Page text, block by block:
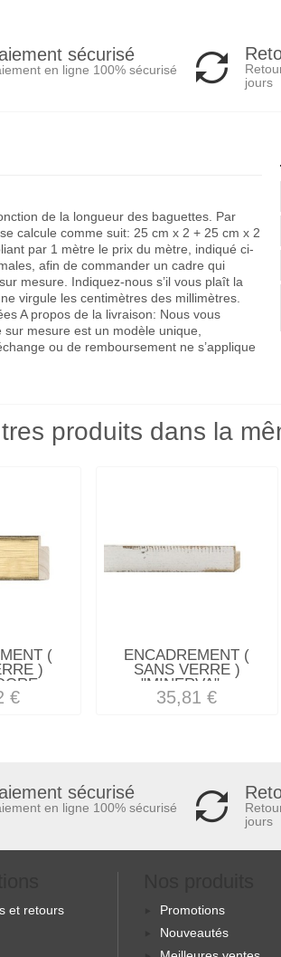
sécurisé
en ligne 100% sécurisé
jours
de la longueur des baguettes. Par
calcule comme suit: 25 cm x 2 + 25 cm x 2
par 1 mètre le prix du mètre, indiqué ci-
afin de commander un cadre qui
mesure. Indiquez-nous s’il vous plaît la
virgule les centimètres des millimètres.
A propos de la livraison: Nous vous
mesure est un modèle unique,
ou de remboursement ne s’applique
produits dans la
(
)
€
ENCADREMENT (
SANS VERRE )
"MINERVA"...
35,81 €
sécurisé
en ligne 100% sécurisé
jours
et retours
Promotions
Nouveautés